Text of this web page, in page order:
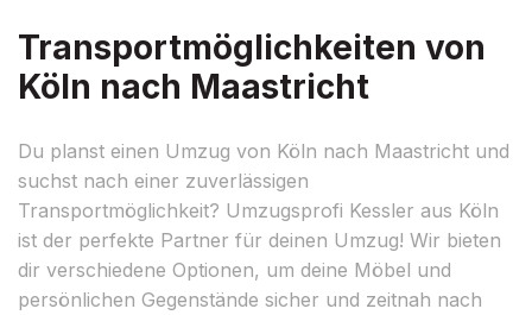
Transportmöglichkeiten von
Köln nach Maastricht
Du planst einen Umzug von Köln nach Maastricht und
suchst nach einer zuverlässigen
Transportmöglichkeit? Umzugsprofi Kessler aus Köln
ist der perfekte Partner für deinen Umzug! Wir bieten
dir verschiedene Optionen, um deine Möbel und
persönlichen Gegenstände sicher und zeitnah nach